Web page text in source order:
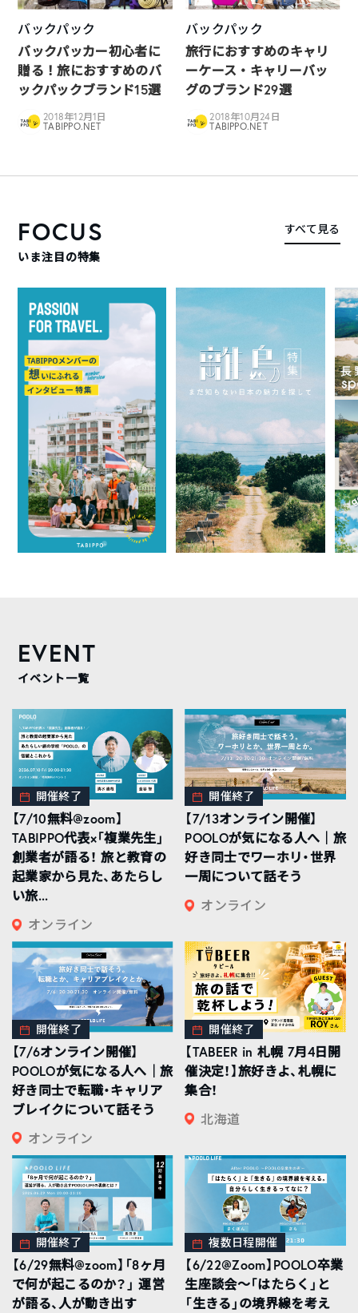
バックパック
バックパッカー初心者に
贈る！旅におすすめのバ
ックパックブランド15選
2018年12月1日
TABIPPO.NET
バックパック
旅行におすすめのキャリ
ーケース・キャリーバッ
グのブランド29選
2018年10月24日
TABIPPO.NET
FOCUS
いま注目の特集
すべて見る
EVENT
イベント一覧
開催終了
【7/10無料@zoom】
TABIPPO代表×「複業先生」
創業者が語る！ 旅と教育の
起業家から見た、あたらし
い旅...
オンライン
開催終了
【7/13オンライン開催】
POOLOが気になる人へ｜旅
好き同士でワーホリ・世界
一周について話そう
オンライン
開催終了
【7/6オンライン開催】
POOLOが気になる人へ｜旅
好き同士で転職・キャリア
ブレイクについて話そう
オンライン
開催終了
【TABEER in 札幌 7月4日開
催決定！】旅好きよ、札幌に
集合！
北海道
開催終了
【6/29無料@zoom】「8ヶ月
で何が起こるのか？」 運営
が語る、人が動き出す
複数日程開催
【6/22@Zoom】POOLO卒業
生座談会〜「はたらく」と
「生きる」の境界線を考え